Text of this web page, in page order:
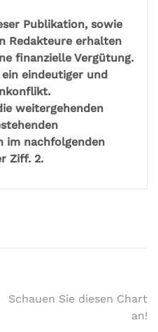
Publikation, sowie
Redakteure erhalten
finanzielle Vergütung.
eindeutiger und
weitergehenden
im nachfolgenden
Ziff. 2.
Schauen Sie diesen Chart
an!